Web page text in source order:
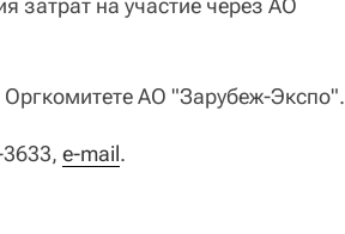
АО "Зарубеж-Экспо".
е-mail.